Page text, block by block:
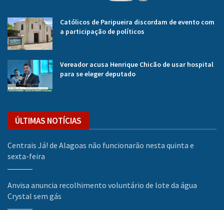
Católicos de Paripueira discordam de evento com
a participação de políticos
Vereador acusa Henrique Chicão de usar hospital
para se eleger deputado
ÚLTIMAS NOTÍCIAS
Centrais Já! de Alagoas não funcionarão nesta quinta e
sexta-feira
Anvisa anuncia recolhimento voluntário de lote da água
Crystal sem gás